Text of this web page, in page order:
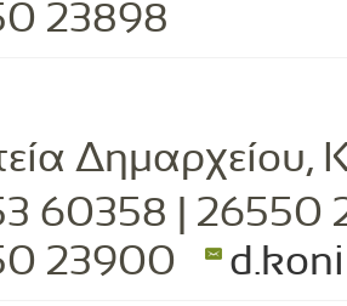
23898
Δημαρχείου,
60358 | 26550
23900